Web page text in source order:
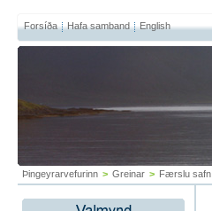
Forsíða Hafa samband English
Þingeyrarvefurinn > Greinar > Færslu safn